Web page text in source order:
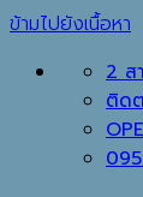
ข้ามไปยังเนื้อหา
2 ส
ติด